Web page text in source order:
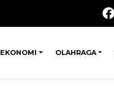
EKONOMI OLAHRAGA